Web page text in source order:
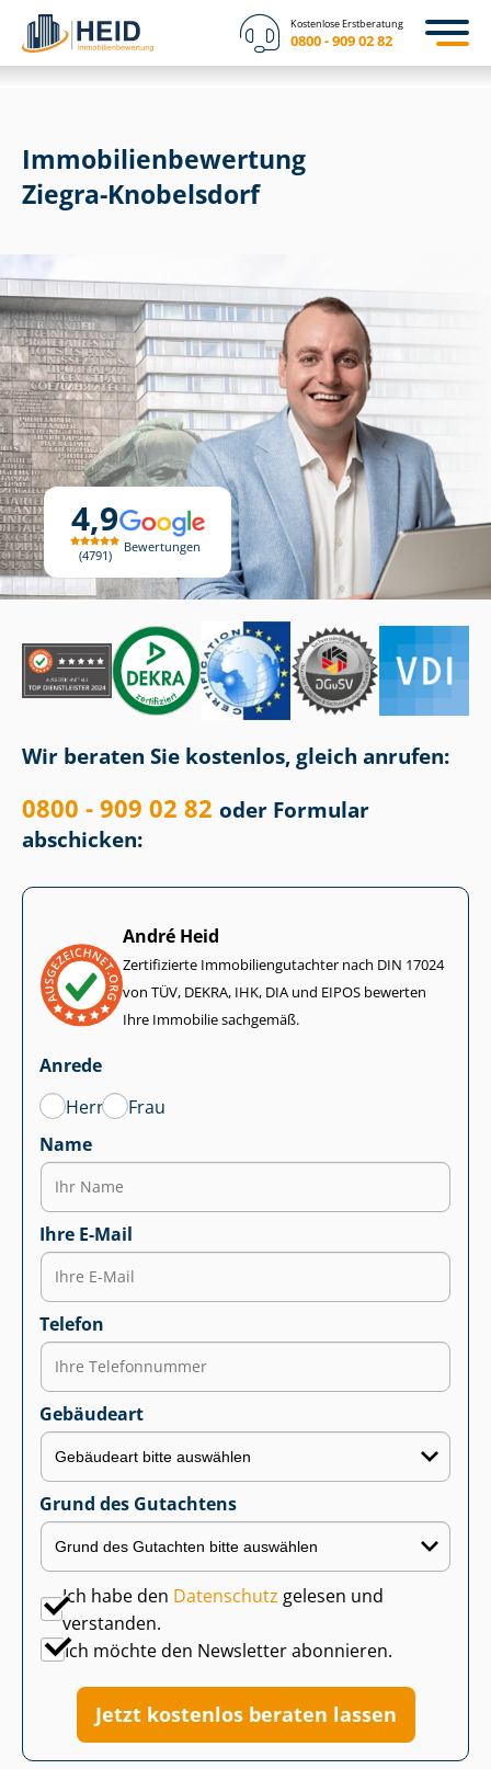
Kostenlose Erstberatung
0800 - 909 02 82
4,9
4791
Bewertungen
Immobilien­bewertung
Ziegra-Knobelsdorf
Wir beraten Sie kostenlos, gleich anrufen:
0800 - 909 02 82 oder Formular
abschicken:
André Heid
Zertifizierte Im­mo­bi­li­en­gut­ach­ter nach DIN 17024
von TÜV, DEKRA, IHK, DIA und EIPOS bewerten
Ihre Immobilie sachgemäß.
Anrede
Herr
Frau
Name
Ihre E-Mail
Telefon
Gebäudeart
Grund des Gutachtens
Ich habe den Datenschutz gelesen und
verstanden.
Ich möchte den Newsletter abonnieren.
Jetzt kostenlos beraten lassen